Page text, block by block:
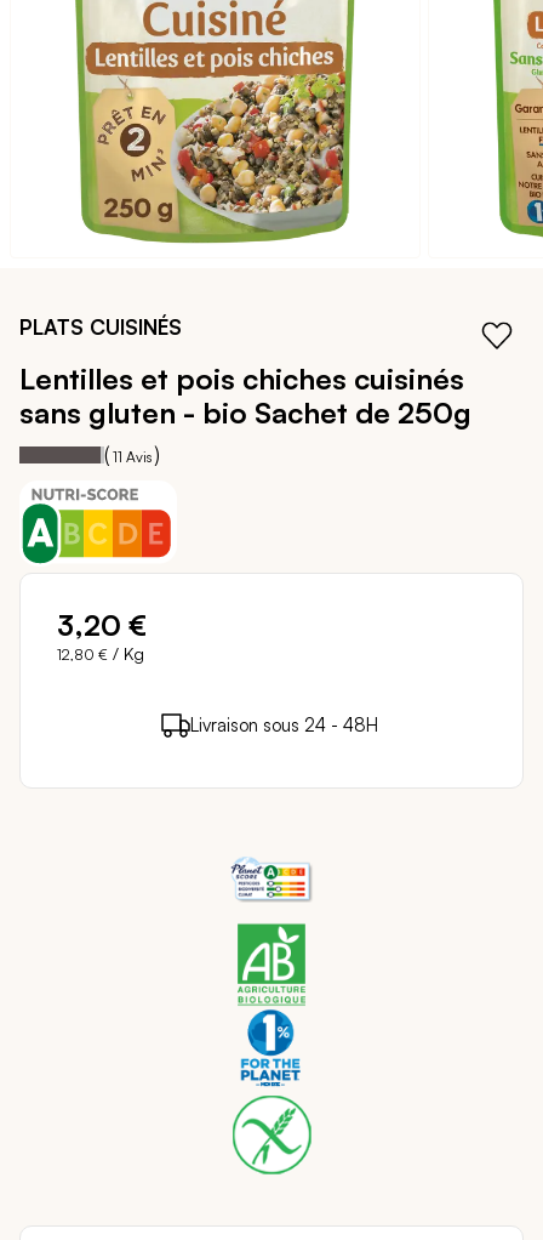
début
Galerie
PLATS CUISINÉS
Lentilles et pois chiches cuisinés
sans gluten - bio Sachet de 250g
Notation: 95
% of 100
( 11 Avis )
3,20 €
12,80 € / Kg
3 points de fidélité ( 0,06 € )
en achetant ce
Livraison sous 24 - 48H
Paiement sécurisé